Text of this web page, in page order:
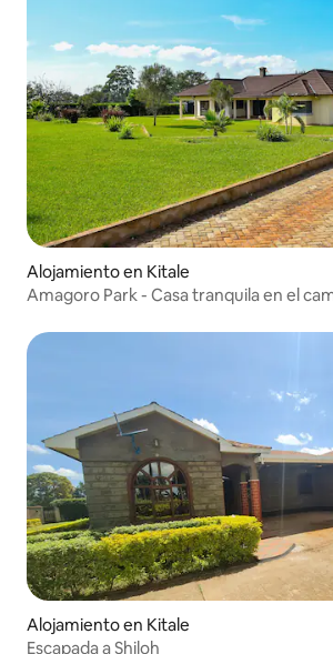
Alojamiento en Kitale
Amagoro Park - Casa tranquila en el
Alojamiento en Kitale
Escapada a Shiloh